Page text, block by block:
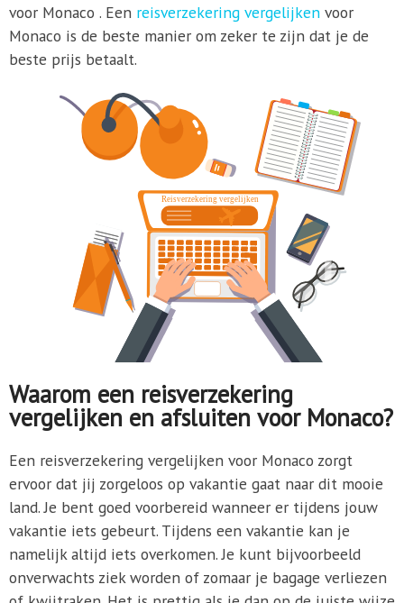
voor Monaco . Een reisverzekering vergelijkenvoor
Monaco is de beste manier om zeker te zijn dat je de
beste prijs betaalt.
Waarom een reisverzekering
vergelijken en afsluiten voor Monaco?
Een reisverzekering vergelijken voor Monaco zorgt
ervoor dat jij zorgeloos op vakantie gaat naar dit mooie
land. Je bent goed voorbereid wanneer er tijdens jouw
vakantie iets gebeurt. Tijdens een vakantie kan je
namelijk altijd iets overkomen. Je kunt bijvoorbeeld
onverwachts ziek worden of zomaar je bagage verliezen